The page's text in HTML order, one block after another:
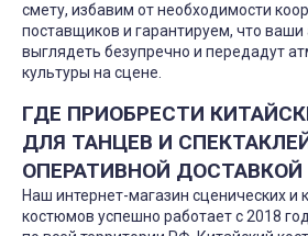
смету, избавим от необходимости
поставщиков и гарантируем, что ваши
выглядеть безупречно и передадут
культуры на сцене.
ГДЕ ПРИОБРЕСТИ
ДЛЯ ТАНЦЕВ И
ОПЕРАТИВНОЙ
Наш интернет-магазин сценических и
костюмов успешно работает с 2018